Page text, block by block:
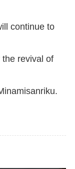
continue to
revival of